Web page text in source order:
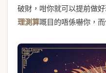
破財，咁你就可以提前做
理測算嘅目的唔係嚇你，